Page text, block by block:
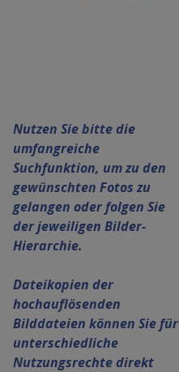
Nutzen Sie bitte die
umfangreiche
Suchfunktion, um zu den
gewünschten Fotos zu
gelangen oder folgen Sie
der jeweiligen Bilder-
Hierarchie.
Dateikopien der
hochauflösenden
Bilddateien können Sie für
unterschiedliche
Nutzungsrechte direkt